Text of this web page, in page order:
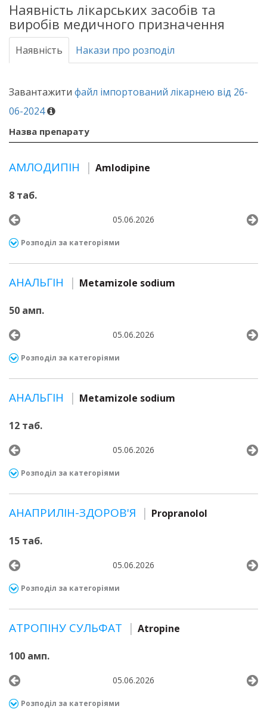
Наявність лікарських засобів та
виробів медичного призначення
Наявність Накази про розподіл
Завантажити файл імпортований лікарнею від 26-
06-2024
Назва препарату
АМЛОДИПІН Amlodipine
8 таб.
05.06.2026
Розподіл за категоріями
АНАЛЬГІН Metamizole sodium
50 амп.
05.06.2026
Розподіл за категоріями
АНАЛЬГІН Metamizole sodium
12 таб.
05.06.2026
Розподіл за категоріями
АНАПРИЛІН-ЗДОРОВ'Я Propranolol
15 таб.
05.06.2026
Розподіл за категоріями
АТРОПІНУ СУЛЬФАТ Atropine
100 амп.
05.06.2026
Розподіл за категоріями